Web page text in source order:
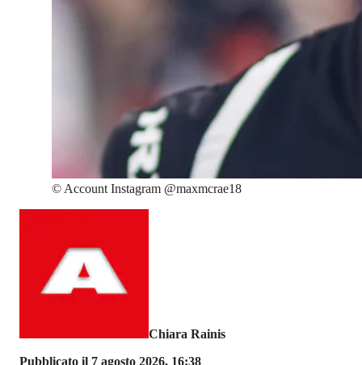
© Account Instagram @maxmcrae18
Chiara Rainis
Pubblicato il 7 agosto 2026, 16:38